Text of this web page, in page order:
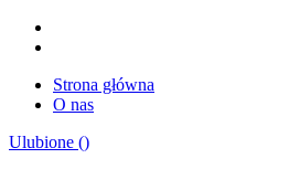
Strona główna
O nas
Ulubione ()